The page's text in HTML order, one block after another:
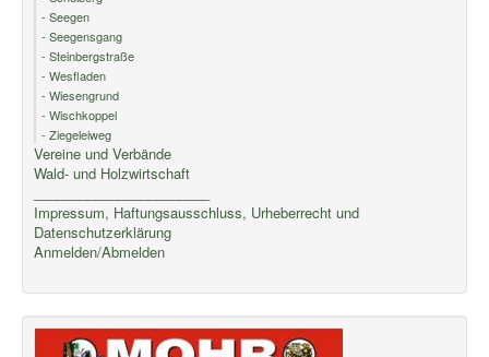
- Seegen
- Seegensgang
- Steinbergstraße
- Wesfladen
- Wiesengrund
- Wischkoppel
- Ziegeleiweg
Vereine und Verbände
Wald- und Holzwirtschaft
Impressum, Haftungsausschluss, Urheberrecht und
Datenschutzerklärung
Anmelden/Abmelden